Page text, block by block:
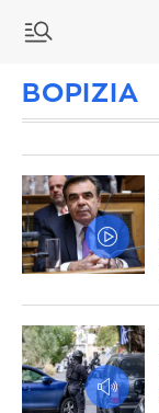
ΒΟΡΙΖΙΑ